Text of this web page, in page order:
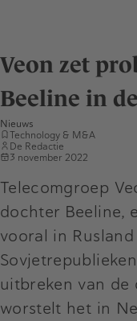
Veon zet
Beeline in
Nieuws
Technology & M&A
De Redactie
3 november 2022
Telecomgroep
dochter Beeline,
vooral in
uitbreken van de
worstelt het in